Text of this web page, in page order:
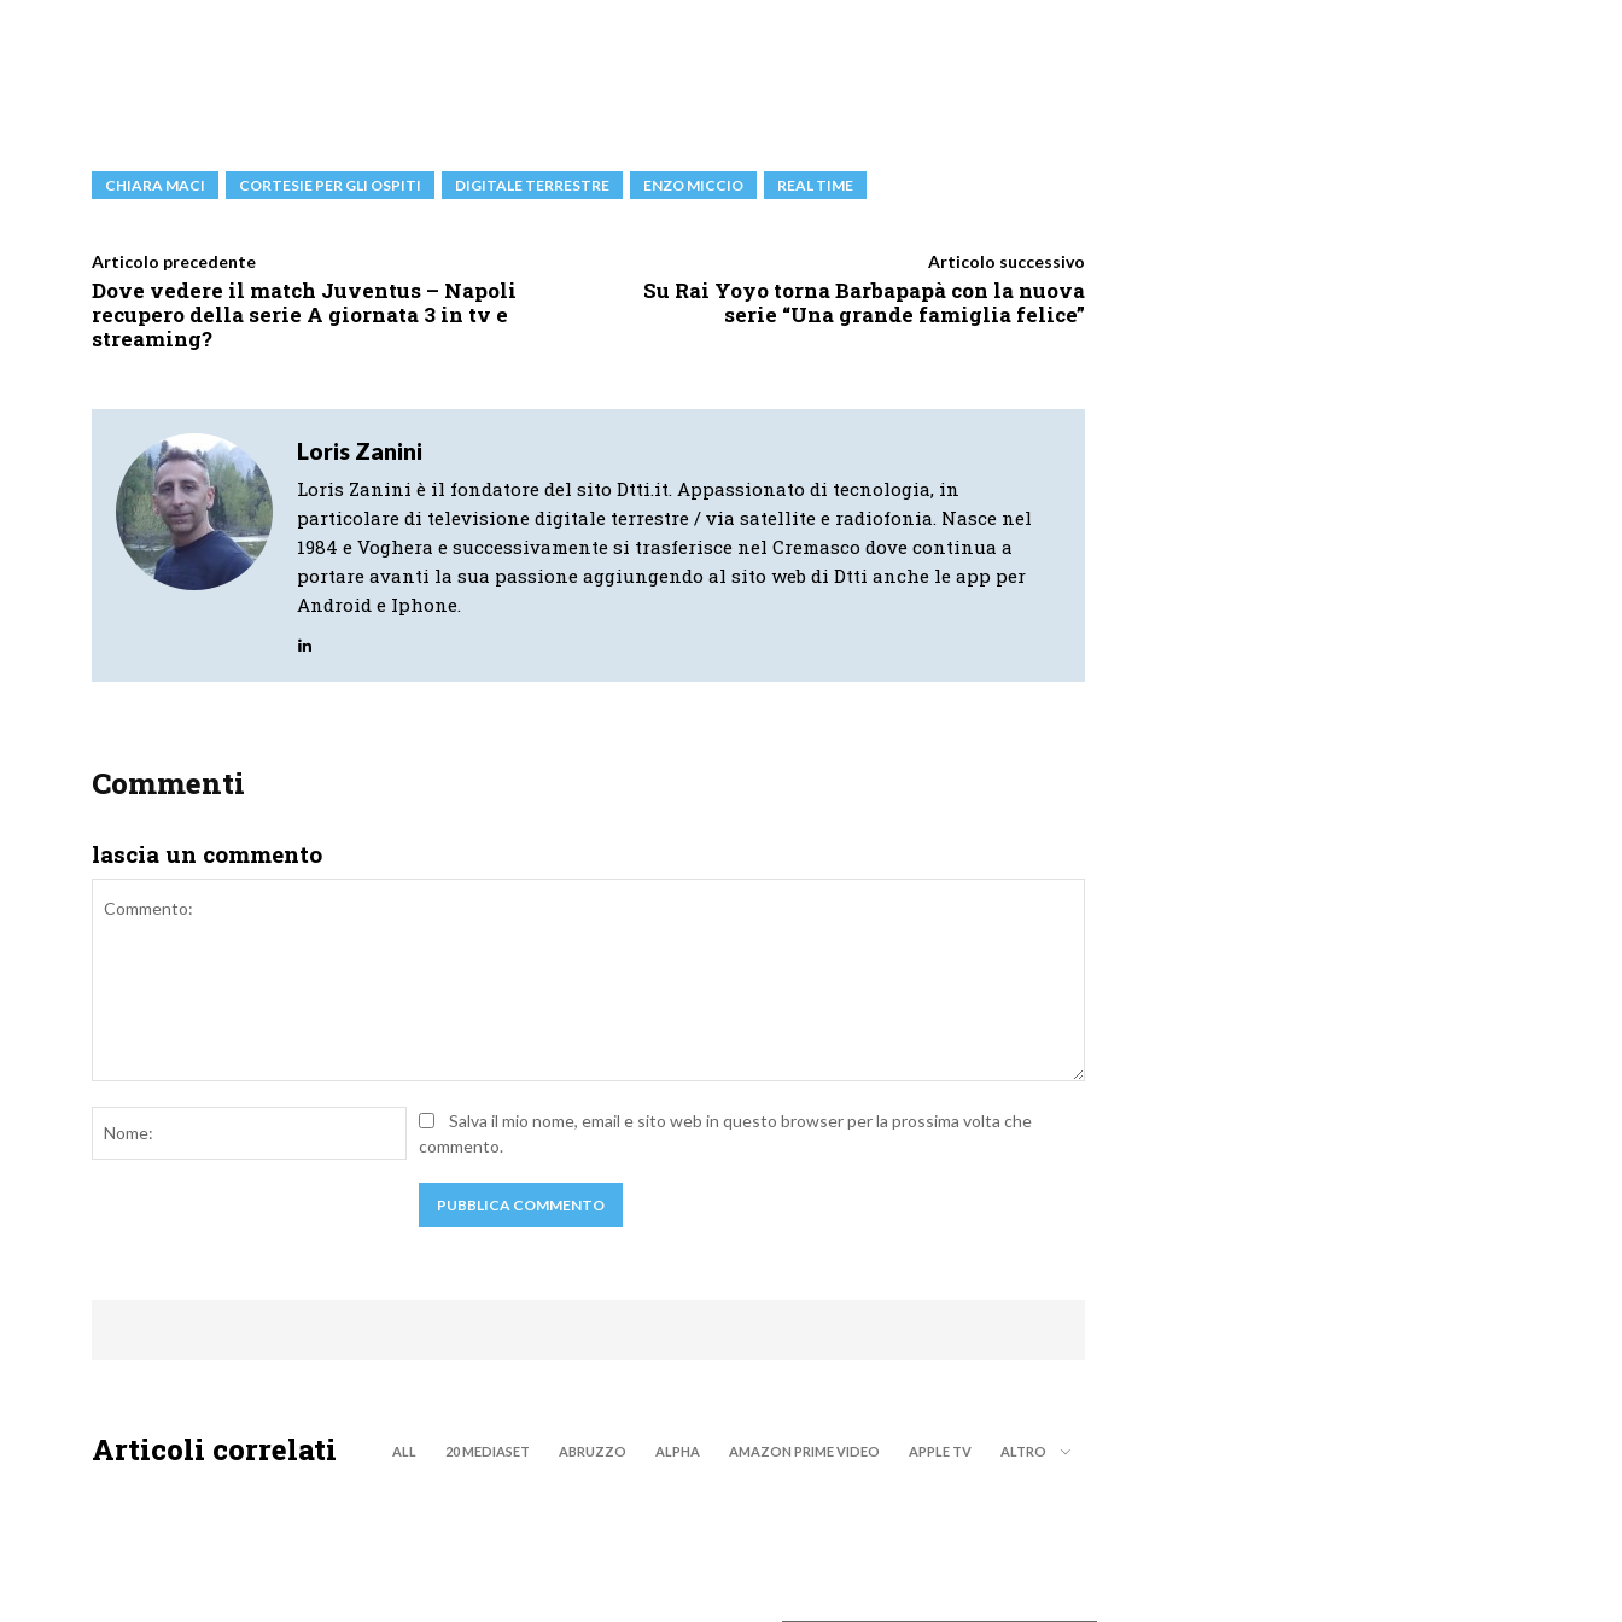
CHIARA MACI CORTESIE PER GLI OSPITI DIGITALE TERRESTRE ENZO MICCIO REAL TIME
Articolo precedente
Dove vedere il match Juventus – Napoli
recupero della serie A giornata 3 in tv e
streaming?
Articolo successivo
Su Rai Yoyo torna Barbapapà con la nuova
serie “Una grande famiglia felice”
Loris Zanini
Loris Zanini è il fondatore del sito Dtti.it. Appassionato di tecnologia, in
particolare di televisione digitale terrestre / via satellite e radiofonia. Nasce nel
1984 e Voghera e successivamente si trasferisce nel Cremasco dove continua a
portare avanti la sua passione aggiungendo al sito web di Dtti anche le app per
Android e Iphone.
Commenti
lascia un commento
Nome:Salva il mio nome, email e sito web in questo browser per la prossima volta che
commento.
Articoli correlati ALL 20 MEDIASET ABRUZZO ALPHA AMAZON PRIME VIDEO APPLE TV ALTRO